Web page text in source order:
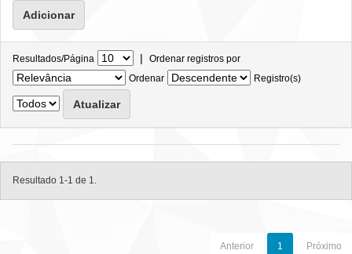
Resultados/Página | Ordenar registros por
Ordenar
Registro(s)
Resultado 1-1 de 1.
Anterior 1 Próximo